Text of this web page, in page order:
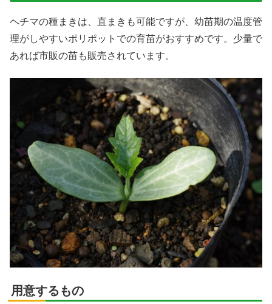
ヘチマの種まきは、直まきも可能ですが、幼苗期の温度管
理がしやすいポリポットでの育苗がおすすめです。少量で
あれば市販の苗も販売されています。
用意するもの